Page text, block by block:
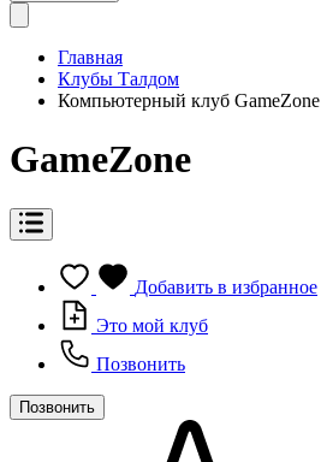
Главная
Клубы Талдом
Компьютерный клуб GameZone
GameZone
Добавить в избранное
Это мой клуб
Позвонить
Позвонить